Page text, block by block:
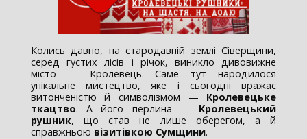
Колись давно, на стародавній землі Сіверщини,
серед густих лісів і річок, виникло дивовижне
місто — Кролевець. Саме тут народилося
унікальне мистецтво, яке і сьогодні вражає
витонченістю й символізмом — Кролевецьке
ткацтво. А його перлина — Кролевецький
рушник, що став не лише оберегом, а й
справжньою візитівкою Сумщини.